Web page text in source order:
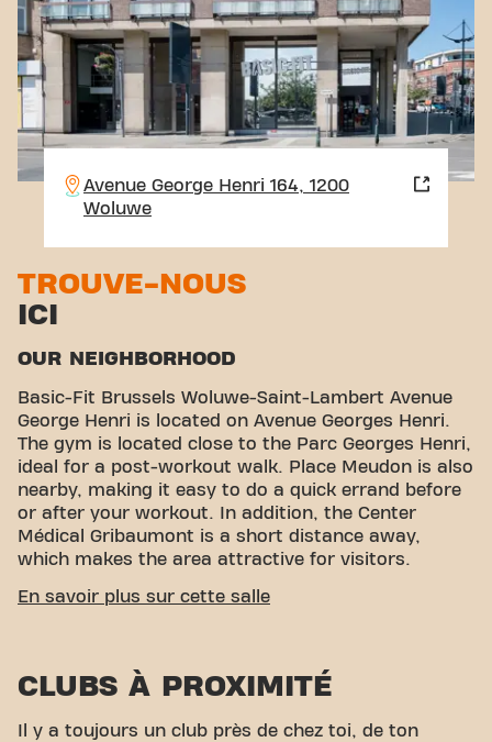
Avenue George Henri 164, 1200
Woluwe
TROUVE-NOUS
ICI
OUR NEIGHBORHOOD
Basic-Fit Brussels Woluwe-Saint-Lambert Avenue
George Henri is located on Avenue Georges Henri.
The gym is located close to the Parc Georges Henri,
ideal for a post-workout walk. Place Meudon is also
nearby, making it easy to do a quick errand before
or after your workout. In addition, the Center
Médical Gribaumont is a short distance away,
which makes the area attractive for visitors.
EASY ACCESSIBILITY
at Rue Cambre-Disc, a short distance from the
walking distance.Tram:The Arrête Georges Henri
En savoir plus sur cette salle
CLUBS À PROXIMITÉ
Il y a toujours un club près de chez toi, de ton